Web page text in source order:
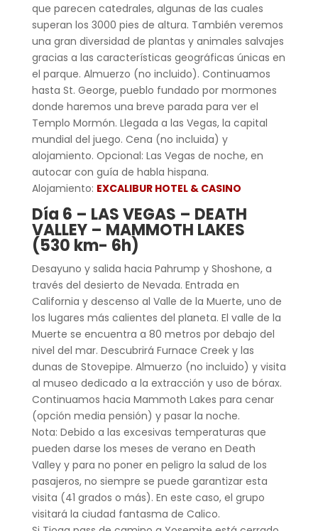
que parecen catedrales, algunas de las cuales
superan los 3000 pies de altura. También veremos
una gran diversidad de plantas y animales salvajes
gracias a las características geográficas únicas en
el parque. Almuerzo (no incluido). Continuamos
hasta St. George, pueblo fundado por mormones
donde haremos una breve parada para ver el
Templo Mormón. Llegada a las Vegas, la capital
mundial del juego. Cena (no incluida) y
alojamiento. Opcional: Las Vegas de noche, en
autocar con guía de habla hispana.
Alojamiento: EXCALIBUR HOTEL & CASINO
Día 6 – LAS VEGAS – DEATH
VALLEY – MAMMOTH LAKES
(530 km- 6h)
Desayuno y salida hacia Pahrump y Shoshone, a
través del desierto de Nevada. Entrada en
California y descenso al Valle de la Muerte, uno de
los lugares más calientes del planeta. El valle de la
Muerte se encuentra a 80 metros por debajo del
nivel del mar. Descubrirá Furnace Creek y las
dunas de Stovepipe. Almuerzo (no incluido) y visita
al museo dedicado a la extracción y uso de bórax.
Continuamos hacia Mammoth Lakes para cenar
(opción media pensión) y pasar la noche.
Nota: Debido a las excesivas temperaturas que
pueden darse los meses de verano en Death
Valley y para no poner en peligro la salud de los
pasajeros, no siempre se puede garantizar esta
visita (41 grados o más). En este caso, el grupo
visitará la ciudad fantasma de Calico.